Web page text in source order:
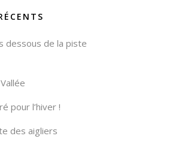
dessous de la piste
pour l’hiver !
des aigliers